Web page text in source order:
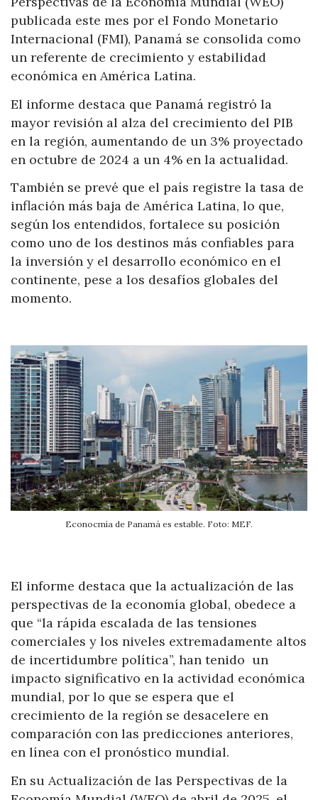
publicada este mes por el Fondo Monetario
Internacional (FMI), Panamá se consolida como
un referente de crecimiento y estabilidad
económica en América Latina.
El informe destaca que Panamá registró la
mayor revisión al alza del crecimiento del PIB
en la región, aumentando de un 3% proyectado
en octubre de 2024 a un 4% en la actualidad.
También se prevé que el país registre la tasa de
inflación más baja de América Latina, lo que,
según los entendidos, fortalece su posición
como uno de los destinos más confiables para
la inversión y el desarrollo económico en el
continente, pese a los desafíos globales del
momento.
Econocmía de Panamá es estable. Foto: MEF.
El informe destaca que la actualización de las
perspectivas de la economía global, obedece a
que “la rápida escalada de las tensiones
comerciales y los niveles extremadamente altos
de incertidumbre política”, han tenido un
impacto significativo en la actividad económica
mundial, por lo que se espera que el
crecimiento de la región se desacelere en
comparación con las predicciones anteriores,
en línea con el pronóstico mundial.
En su Actualización de las Perspectivas de la